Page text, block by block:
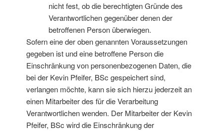
nicht fest, ob die berechtigten Gründe des
Verantwortlichen gegenüber denen der
betroffenen Person überwiegen.
Sofern eine der oben genannten Voraussetzungen
gegeben ist und eine betroffene Person die
Einschränkung von personenbezogenen Daten, die
bei der Kevin Pfeifer, BSc gespeichert sind,
verlangen möchte, kann sie sich hierzu jederzeit an
einen Mitarbeiter des für die Verarbeitung
Verantwortlichen wenden. Der Mitarbeiter der Kevin
Pfeifer, BSc wird die Einschränkung der